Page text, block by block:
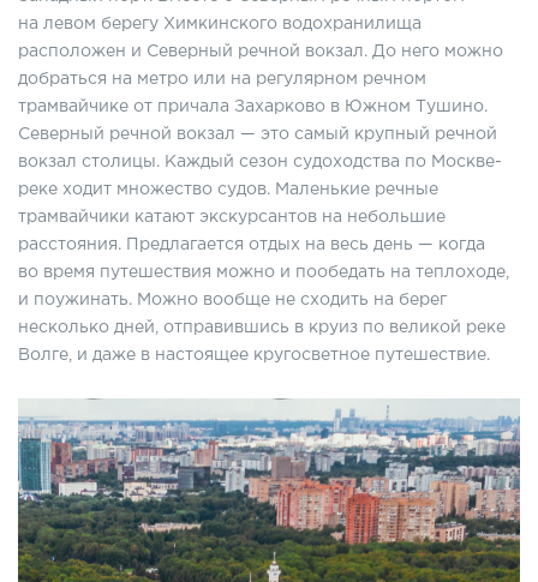
на левом берегу Химкинского водохранилища
расположен и Северный речной вокзал. До него можно
добраться на метро или на регулярном речном
трамвайчике от причала Захарково в Южном Тушино.
Северный речной вокзал — это самый крупный речной
вокзал столицы. Каждый сезон судоходства по Москве-
реке ходит множество судов. Маленькие речные
трамвайчики катают экскурсантов на небольшие
расстояния. Предлагается отдых на весь день — когда
во время путешествия можно и пообедать на теплоходе,
и поужинать. Можно вообще не сходить на берег
несколько дней, отправившись в круиз по великой реке
Волге, и даже в настоящее кругосветное путешествие.